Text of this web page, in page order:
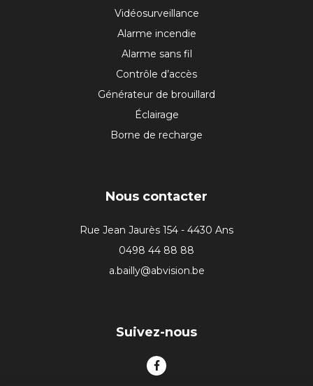
Vidéosurveillance
Alarme incendie
Alarme sans fil
Contrôle d’accès
Générateur de brouillard
Éclairage
Borne de recharge
Nous contacter
Rue Jean Jaurès 154 - 4430 Ans
0498 44 88 88
a.bailly@abvision.be
Suivez-nous